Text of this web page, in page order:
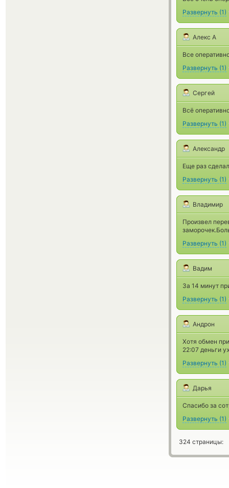
Развернуть (1)
Алекс А
Все
Развернуть (1)
Сергей
Всё
Развернуть (1)
Александр
Еще раз
Развернуть (1)
Владимир
Произвел
Развернуть (1)
Вадим
За 14 минут
Развернуть (1)
Андрон
Хотя обмен
22:07 деньги
Развернуть (1)
Дарья
Спасибо за
Развернуть (1)
324 страницы: